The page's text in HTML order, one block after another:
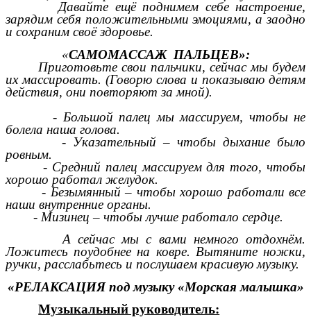
Давайте ещё поднимем себе настроение,
зарядим себя положительными эмоциями, а заодно
и сохраним своё здоровье.
«САМОМАССАЖ ПАЛЬЦЕВ»:
Приготовьте свои пальчики, сейчас мы будем
их массировать. (Говорю слова и показываю детям
действия, они повторяют за мной).
- Большой палец мы массируем, чтобы не
болела наша голова.
- Указательный – чтобы дыхание было
ровным.
- Средний палец массируем для того, чтобы
хорошо работал желудок.
- Безымянный – чтобы хорошо работали все
наши внутренние органы.
- Мизинец – чтобы лучше работало сердце.
А сейчас мы с вами немного отдохнём.
Ложитесь поудобнее на ковре. Вытяните ножки,
ручки, расслабьтесь и послушаем красивую музыку.
«РЕЛАКСАЦИЯ под музыку «Морская малышка»
Музыкальный руководитель: